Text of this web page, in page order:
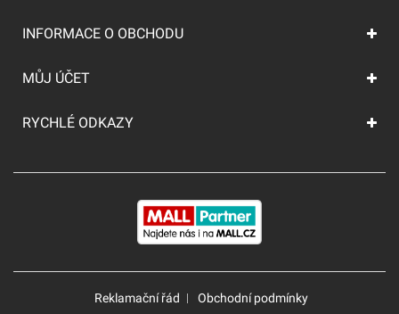
INFORMACE O OBCHODU
MŮJ ÚČET
RYCHLÉ ODKAZY
Reklamační řád Obchodní podmínky